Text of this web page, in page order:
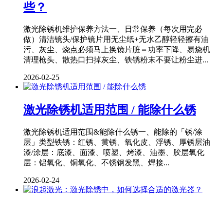
些？
激光除锈机维护保养方法一、日常保养（每次用完必
做）清洁镜头/保护镜片用无尘纸+无水乙醇轻轻擦有油
污、灰尘、烧点必须马上换镜片脏＝功率下降、易烧机
清理枪头、散热口扫掉灰尘、铁锈粉末不要让粉尘进...
2026-02-25
激光除锈机适用范围 / 能除什么锈
激光除锈机适用范围&能除什么锈一、能除的「锈/涂
层」类型铁锈：红锈、黄锈、氧化皮、浮锈、厚锈层油
漆/涂层：底漆、面漆、喷塑、烤漆、油墨、胶层氧化
层：铝氧化、铜氧化、不锈钢发黑、焊接...
2026-02-24